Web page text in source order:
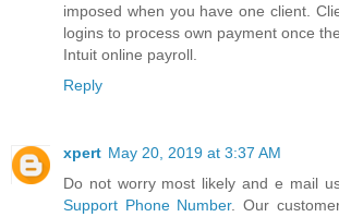
imposed when you have one client.
logins to process own payment once
Intuit online payroll.
Reply
xpert May 20, 2019 at 3:37 AM
Do not worry most likely and e mail
Support Phone Number. Our